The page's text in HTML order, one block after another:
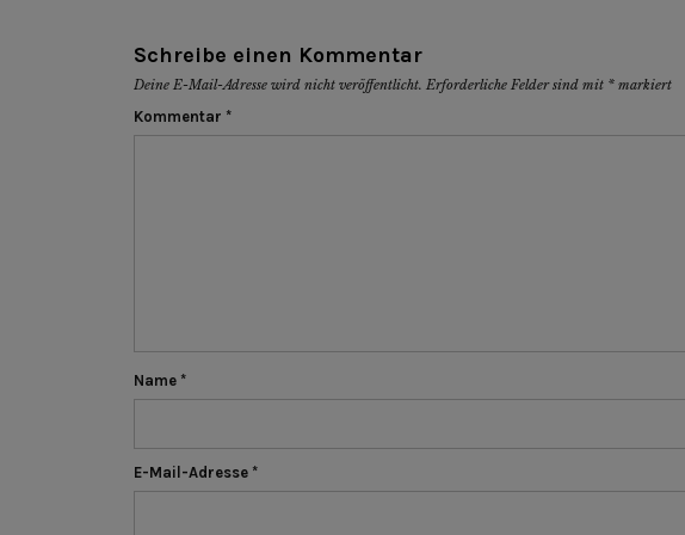
Schreibe einen Kommentar
Deine E-Mail-Adresse wird nicht veröffentlicht. Erforderliche Felder sind mit * markiert
Kommentar *
Name *
E-Mail-Adresse *